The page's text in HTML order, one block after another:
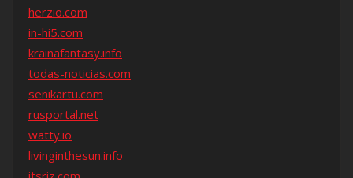
herzio.com
in-hi5.com
krainafantasy.info
todas-noticias.com
senikartu.com
rusportal.net
watty.io
livinginthesun.info